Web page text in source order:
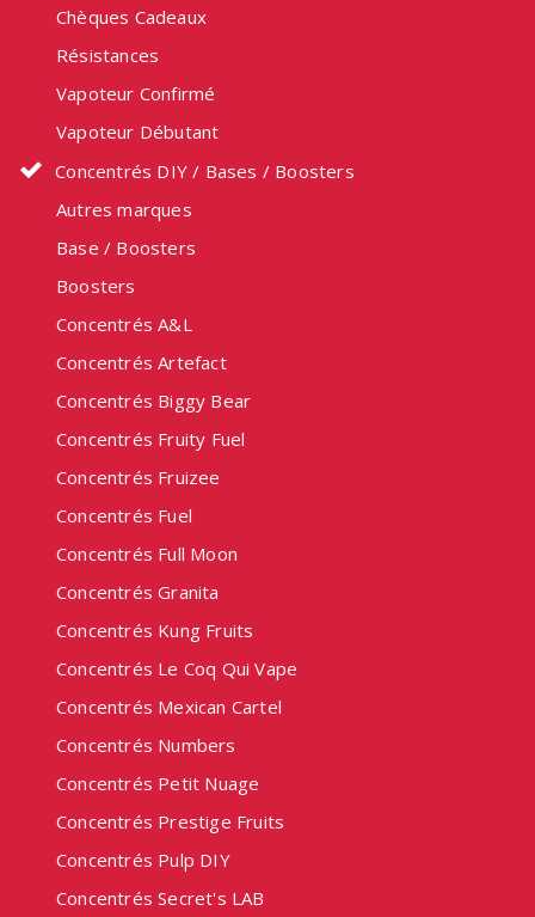
Chèques Cadeaux
Résistances
Vapoteur Confirmé
Vapoteur Débutant
Concentrés DIY / Bases / Boosters
Autres marques
Base / Boosters
Boosters
Concentrés A&L
Concentrés Artefact
Concentrés Biggy Bear
Concentrés Fruity Fuel
Concentrés Fruizee
Concentrés Fuel
Concentrés Full Moon
Concentrés Granita
Concentrés Kung Fruits
Concentrés Le Coq Qui Vape
Concentrés Mexican Cartel
Concentrés Numbers
Concentrés Petit Nuage
Concentrés Prestige Fruits
Concentrés Pulp DIY
Concentrés Secret's LAB